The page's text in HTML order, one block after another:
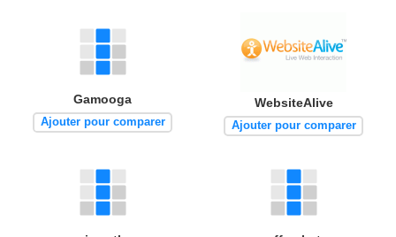
Gamooga
Ajouter pour comparer
WebsiteAlive
Ajouter pour comparer